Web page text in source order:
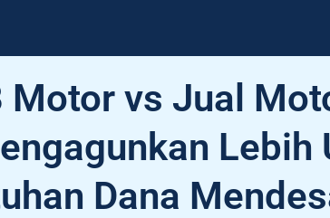
Motor vs Jual
Lebih
Dana